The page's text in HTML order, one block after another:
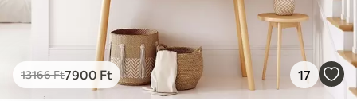
13166Ft7900 Ft 17